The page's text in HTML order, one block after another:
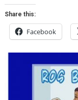
Share this:
Facebook